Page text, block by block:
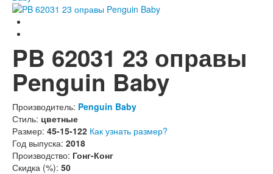
PB 62031 23 оправы
Penguin Baby
Производитель: Penguin Baby
Стиль: цветные
Размер: 45-15-122 Как узнать размер?
Год выпуска: 2018
Производство: Гонг-Конг
Скидка (%): 50